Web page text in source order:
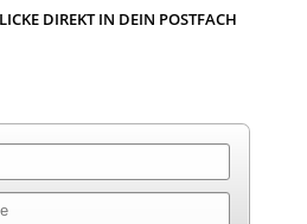
DIREKT IN DEIN POSTFACH